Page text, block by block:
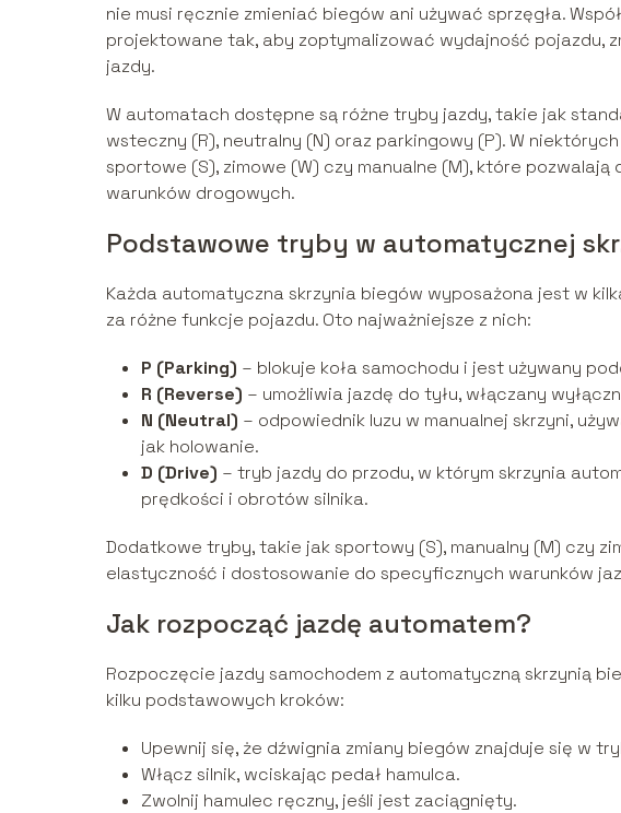
nie musi ręcznie zmieniać biegów ani używać sprzęgła.
projektowane tak, aby zoptymalizować wydajność pojazdu,
jazdy.
W automatach dostępne są różne tryby jazdy, takie jak
wsteczny (R), neutralny (N) oraz parkingowy (P). W
sportowe (S), zimowe (W) czy manualne (M), które
warunków drogowych.
Podstawowe tryby w automatycznej
Każda automatyczna skrzynia biegów wyposażona jest w
za różne funkcje pojazdu. Oto najważniejsze z nich:
P (Parking) – blokuje koła samochodu i jest używany
R (Reverse) – umożliwia jazdę do tyłu, włączany
N (Neutral) – odpowiednik luzu w manualnej skrzyni,
jak holowanie.
D (Drive) – tryb jazdy do przodu, w którym skrzynia
prędkości i obrotów silnika.
Dodatkowe tryby, takie jak sportowy (S), manualny (M) czy
elastyczność i dostosowanie do specyficznych warunków
Jak rozpocząć jazdę automatem?
Rozpoczęcie jazdy samochodem z automatyczną skrzynią
kilku podstawowych kroków:
Upewnij się, że dźwignia zmiany biegów znajduje się w
Włącz silnik, wciskając pedał hamulca.
Zwolnij hamulec ręczny, jeśli jest zaciągnięty.